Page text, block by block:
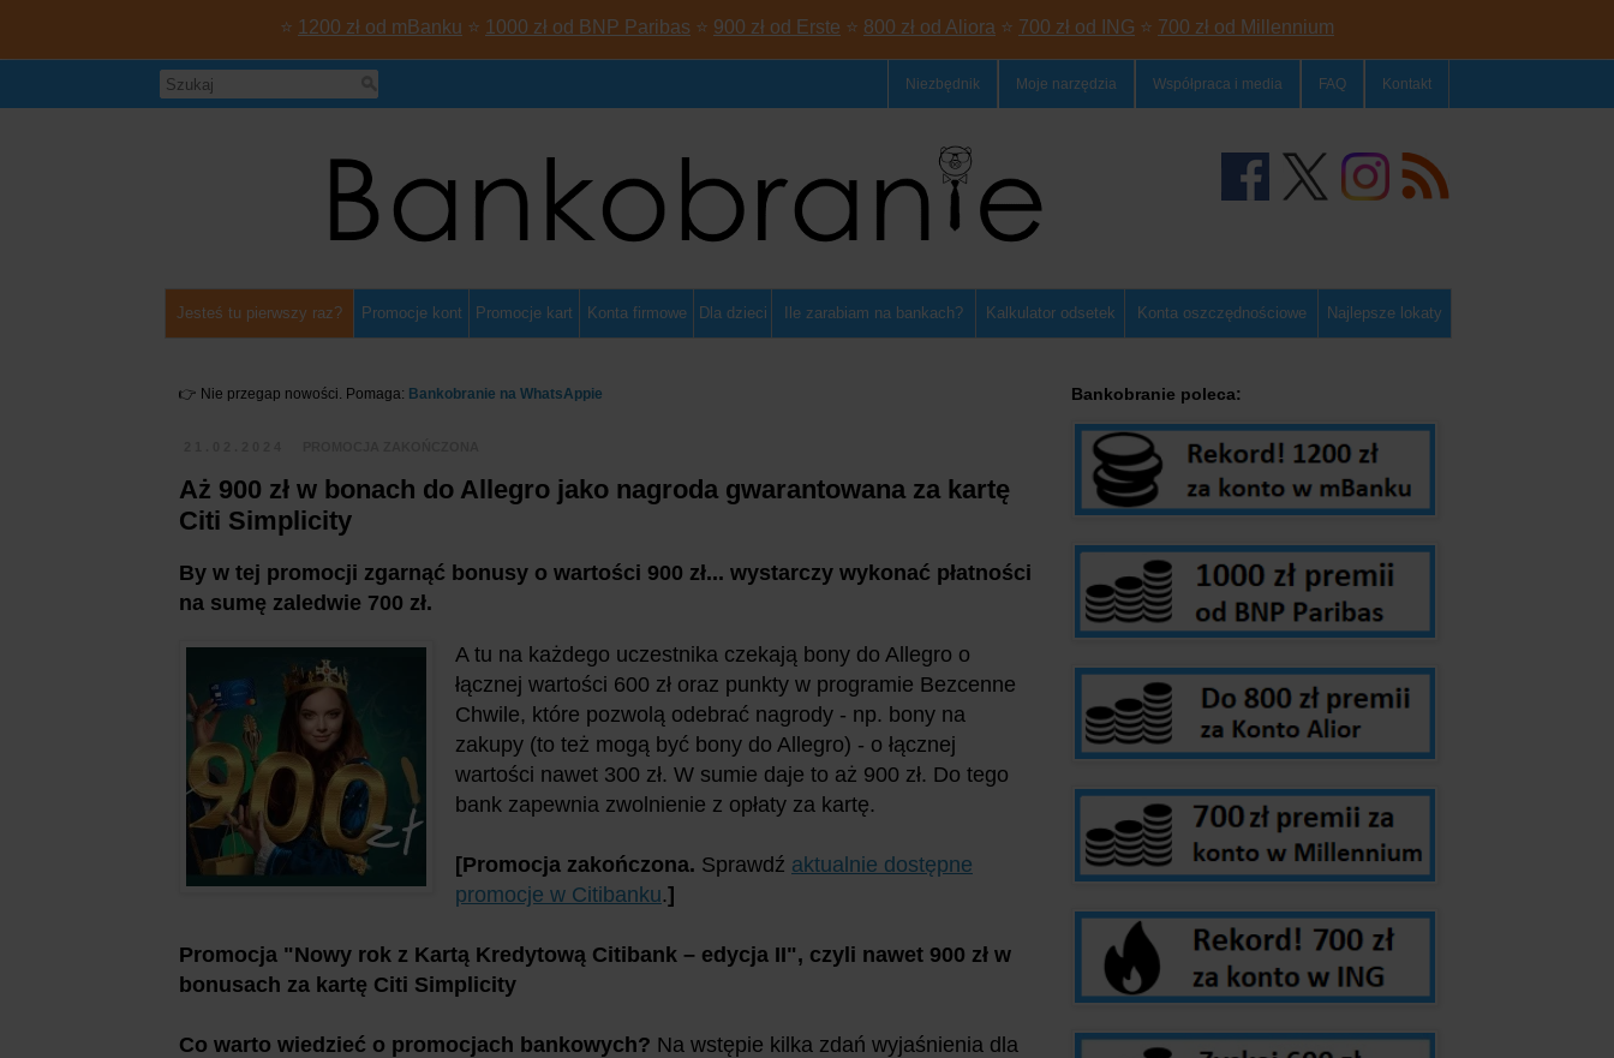
⭐ 1200 zł od mBanku ⭐ 1000 zł od BNP Paribas ⭐ 900 zł od Erste ⭐ 800 zł od Aliora ⭐ 700 zł od ING ⭐ 700 zł od Millennium
Niezbędnik Moje narzędzia Współpraca i media FAQ Kontakt
Jesteś tu pierwszy raz? Promocje kont Promocje kart Konta firmowe Dla dzieci Ile zarabiam na bankach? Kalkulator odsetek Konta oszczędnościowe Najlepsze lokaty
👉 Nie przegap nowości. Pomaga: Bankobranie na WhatsAppie
Aż 900 zł w bonach do Allegro jako nagroda gwarantowana za kartę
Citi Simplicity
By w tej promocji zgarnąć bonusy o wartości 900 zł... wystarczy wykonać płatności
na sumę zaledwie 700 zł.
A tu na każdego uczestnika czekają bony do Allegro o
łącznej wartości 600 zł oraz punkty w programie Bezcenne
Chwile, które pozwolą odebrać nagrody - np. bony na
zakupy (to też mogą być bony do Allegro) - o łącznej
wartości nawet 300 zł. W sumie daje to aż 900 zł. Do tego
bank zapewnia zwolnienie z opłaty za kartę.
[Promocja zakończona. Sprawdź aktualnie dostępne
promocje w Citibanku.]
Promocja "Nowy rok z Kartą Kredytową Citibank – edycja II", czyli nawet 900 zł w
bonusach za kartę Citi Simplicity
Co warto wiedzieć o promocjach bankowych? Na wstępie kilka zdań wyjaśnienia dla
Bankobranie poleca: